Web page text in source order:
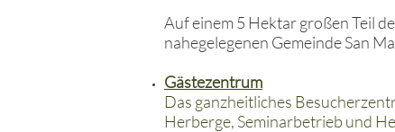
Auf einem 5 Hektar großen Teil
nahegelegenen Gemeinde San
Gästezentrum
Das ganzheitliches
Herberge, Seminarbetrieb und